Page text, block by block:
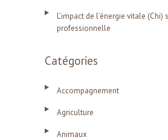
L’impact de l’énergie vitale (Chi)
professionnelle
Catégories
Accompagnement
Agriculture
Animaux